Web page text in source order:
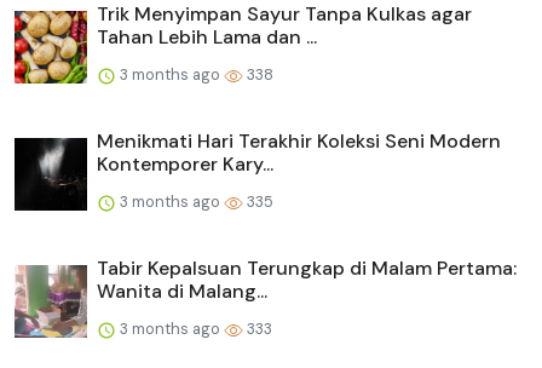
Trik Menyimpan Sayur Tanpa Kulkas agar
Tahan Lebih Lama dan ...
3 months ago 338
Menikmati Hari Terakhir Koleksi Seni Modern
Kontemporer Kary...
3 months ago 335
Tabir Kepalsuan Terungkap di Malam Pertama:
Wanita di Malang...
3 months ago 333